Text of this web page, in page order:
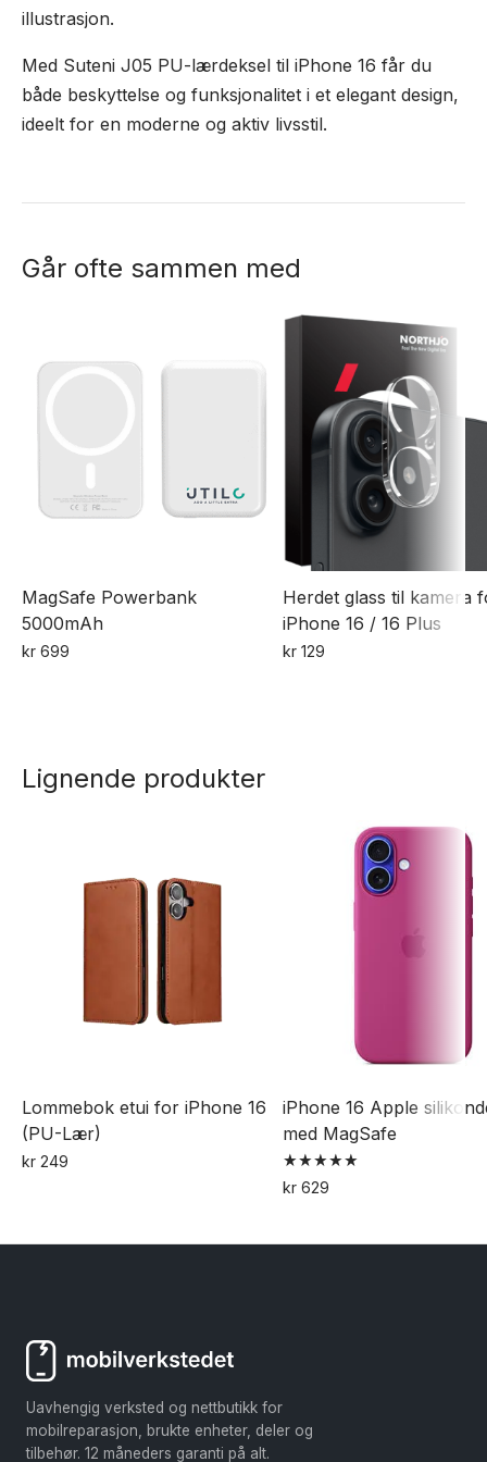
illustrasjon.
Med Suteni J05 PU-lærdeksel til iPhone 16 får du
både beskyttelse og funksjonalitet i et elegant design,
ideelt for en moderne og aktiv livsstil.
Går ofte sammen med
MagSafe Powerbank
5000mAh
kr 699
Herdet glass til kamera
iPhone 16 / 16 Plus
kr129
Lignende produkter
Lommebok etui for iPhone 16
(PU-Lær)
kr 249
har
kan
produktsiden
iPhone 16 Apple
med MagSafe
Vurdert
5.00
kr629
produktet
Uavhengig verksted og nettbutikk for
mobilreparasjon, brukte enheter, deler og
tilbehør. 12 måneders garanti på alt.